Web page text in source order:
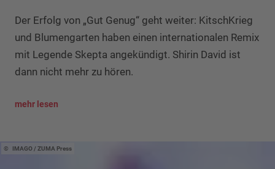
Der Erfolg von „Gut Genug“ geht weiter: KitschKrieg
und Blumengarten haben einen internationalen Remix
mit Legende Skepta angekündigt. Shirin David ist
dann nicht mehr zu hören.
mehr lesen
IMAGO / ZUMA Press